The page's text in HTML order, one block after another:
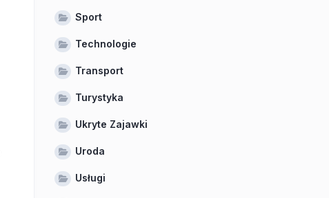
Sport
Technologie
Transport
Turystyka
Ukryte Zajawki
Uroda
Usługi